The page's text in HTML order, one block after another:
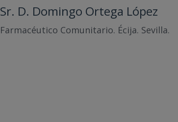
Sr. D. Domingo Ortega López
Farmacéutico Comunitario. Écija. Sevilla.